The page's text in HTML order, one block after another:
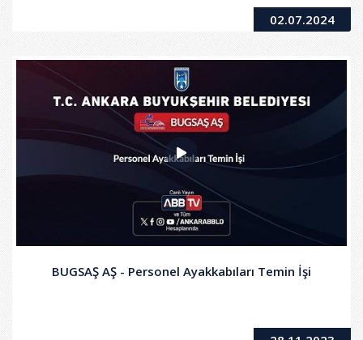
02.07.2024
BUGSAŞ AŞ - Personel Ayakkabıları Temin İşi